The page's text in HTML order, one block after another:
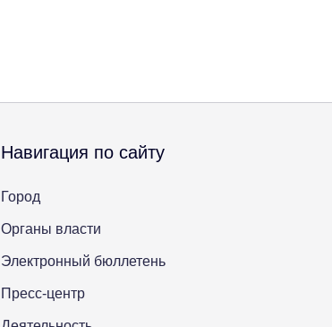
Навигация по сайту
Город
Органы власти
Электронный бюллетень
Пресс-центр